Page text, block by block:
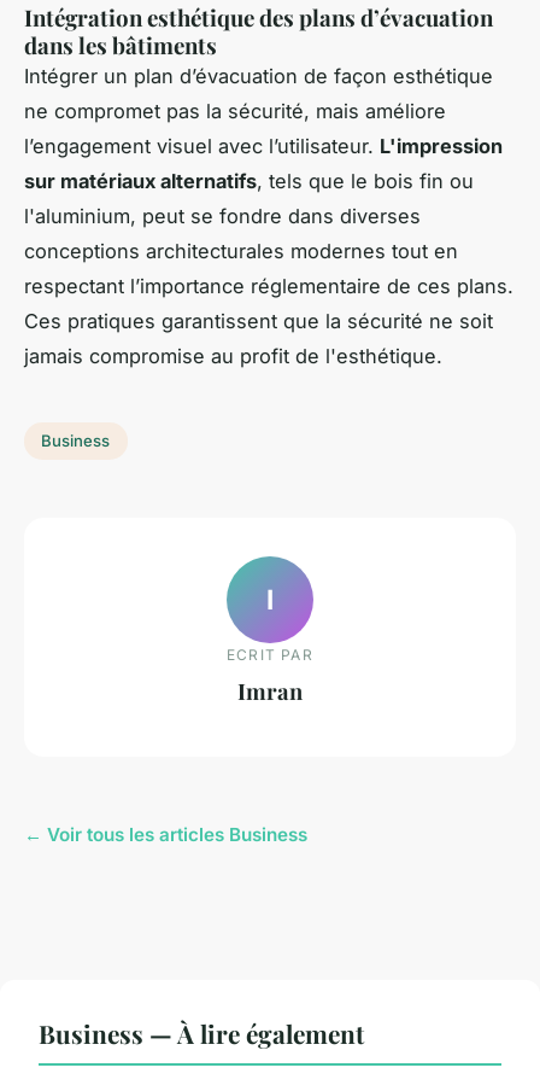
Intégration esthétique des plans d’évacuation
dans les bâtiments
Intégrer un plan d’évacuation de façon esthétique
ne compromet pas la sécurité, mais améliore
l’engagement visuel avec l’utilisateur. L'impression
sur matériaux alternatifs, tels que le bois fin ou
l'aluminium, peut se fondre dans diverses
conceptions architecturales modernes tout en
respectant l’importance réglementaire de ces plans.
Ces pratiques garantissent que la sécurité ne soit
jamais compromise au profit de l'esthétique.
Business
I
ECRIT PAR
Imran
← Voir tous les articles Business
Business — À lire également